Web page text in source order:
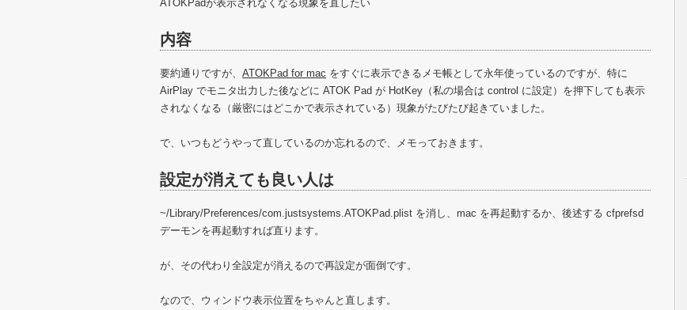
ATOKPadが表示されなくなる現象を直したい
内容
要約通りですが、 ATOKPad for mac をすぐに表示できるメモ帳として永年使っているのですが、特に
AirPlay でモニタ出力した後などに ATOK Pad が HotKey（私の場合は control に設定）を押下しても表示
されなくなる（厳密にはどこかで表示されている）現象がたびたび起きていました。
で、いつもどうやって直しているのか忘れるので、メモっておきます。
設定が消えても良い人は
~/Library/Preferences/com.justsystems.ATOKPad.plist を消し、mac を再起動するか、後述する cfprefsd
デーモンを再起動すれば直ります。
が、その代わり全設定が消えるので再設定が面倒です。
なので、ウィンドウ表示位置をちゃんと直します。